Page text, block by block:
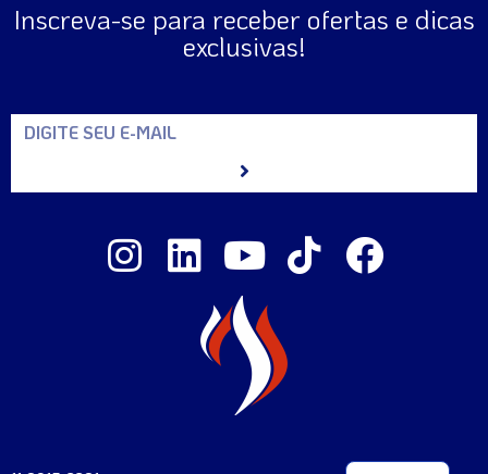
Inscreva-se para receber ofertas e dicas
exclusivas!